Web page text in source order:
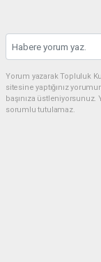
Yorum yazarak Topluluk
sitesine yaptığınız
başınıza
sorumlu tutulamaz.